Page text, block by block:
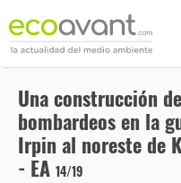
Una construcción
bombardeos en la
Irpin al noreste de
- EA 14/19